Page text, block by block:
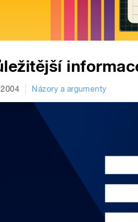
Názory a argumenty